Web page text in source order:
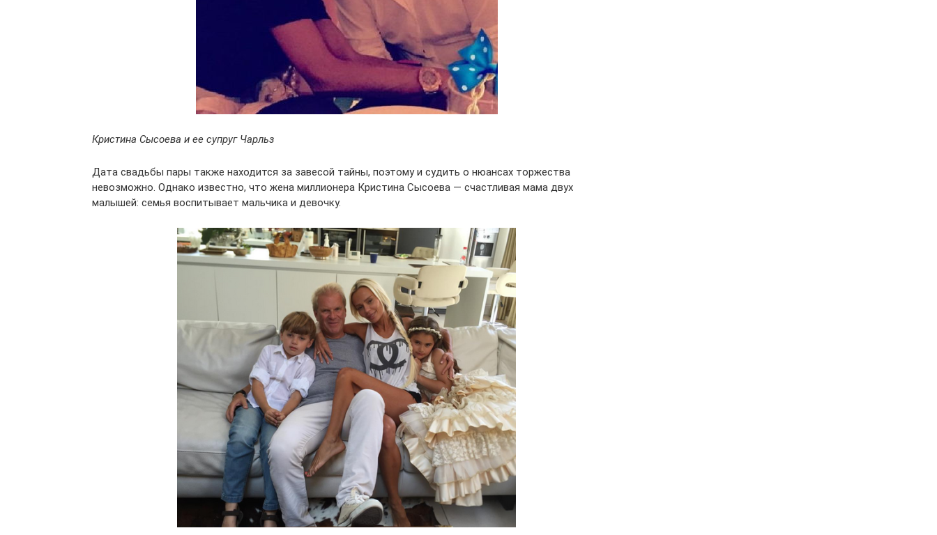
Кристина Сысоева и ее супруг Чарльз
Дата свадьбы пары также находится за завесой тайны, поэтому и судить о нюансах торжества
невозможно. Однако известно, что жена миллионера Кристина Сысоева — счастливая мама двух
малышей: семья воспитывает мальчика и девочку.